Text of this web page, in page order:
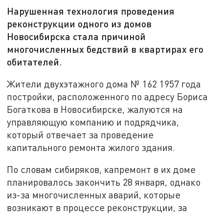
Нарушенная технология проведения
реконструкции одного из домов
Новосибирска стала причиной
многочисленных бедствий в квартирах его
обитателей.
Жители двухэтажного дома № 162 1957 года
постройки, расположенного по адресу Бориса
Богаткова в Новосибирске, жалуются на
управляющую компанию и подрядчика,
который отвечает за проведение
капитального ремонта жилого здания.
По словам сибиряков, капремонт в их доме
планировалось закончить 28 января, однако
из-за многочисленных аварий, которые
возникают в процессе реконструкции, за